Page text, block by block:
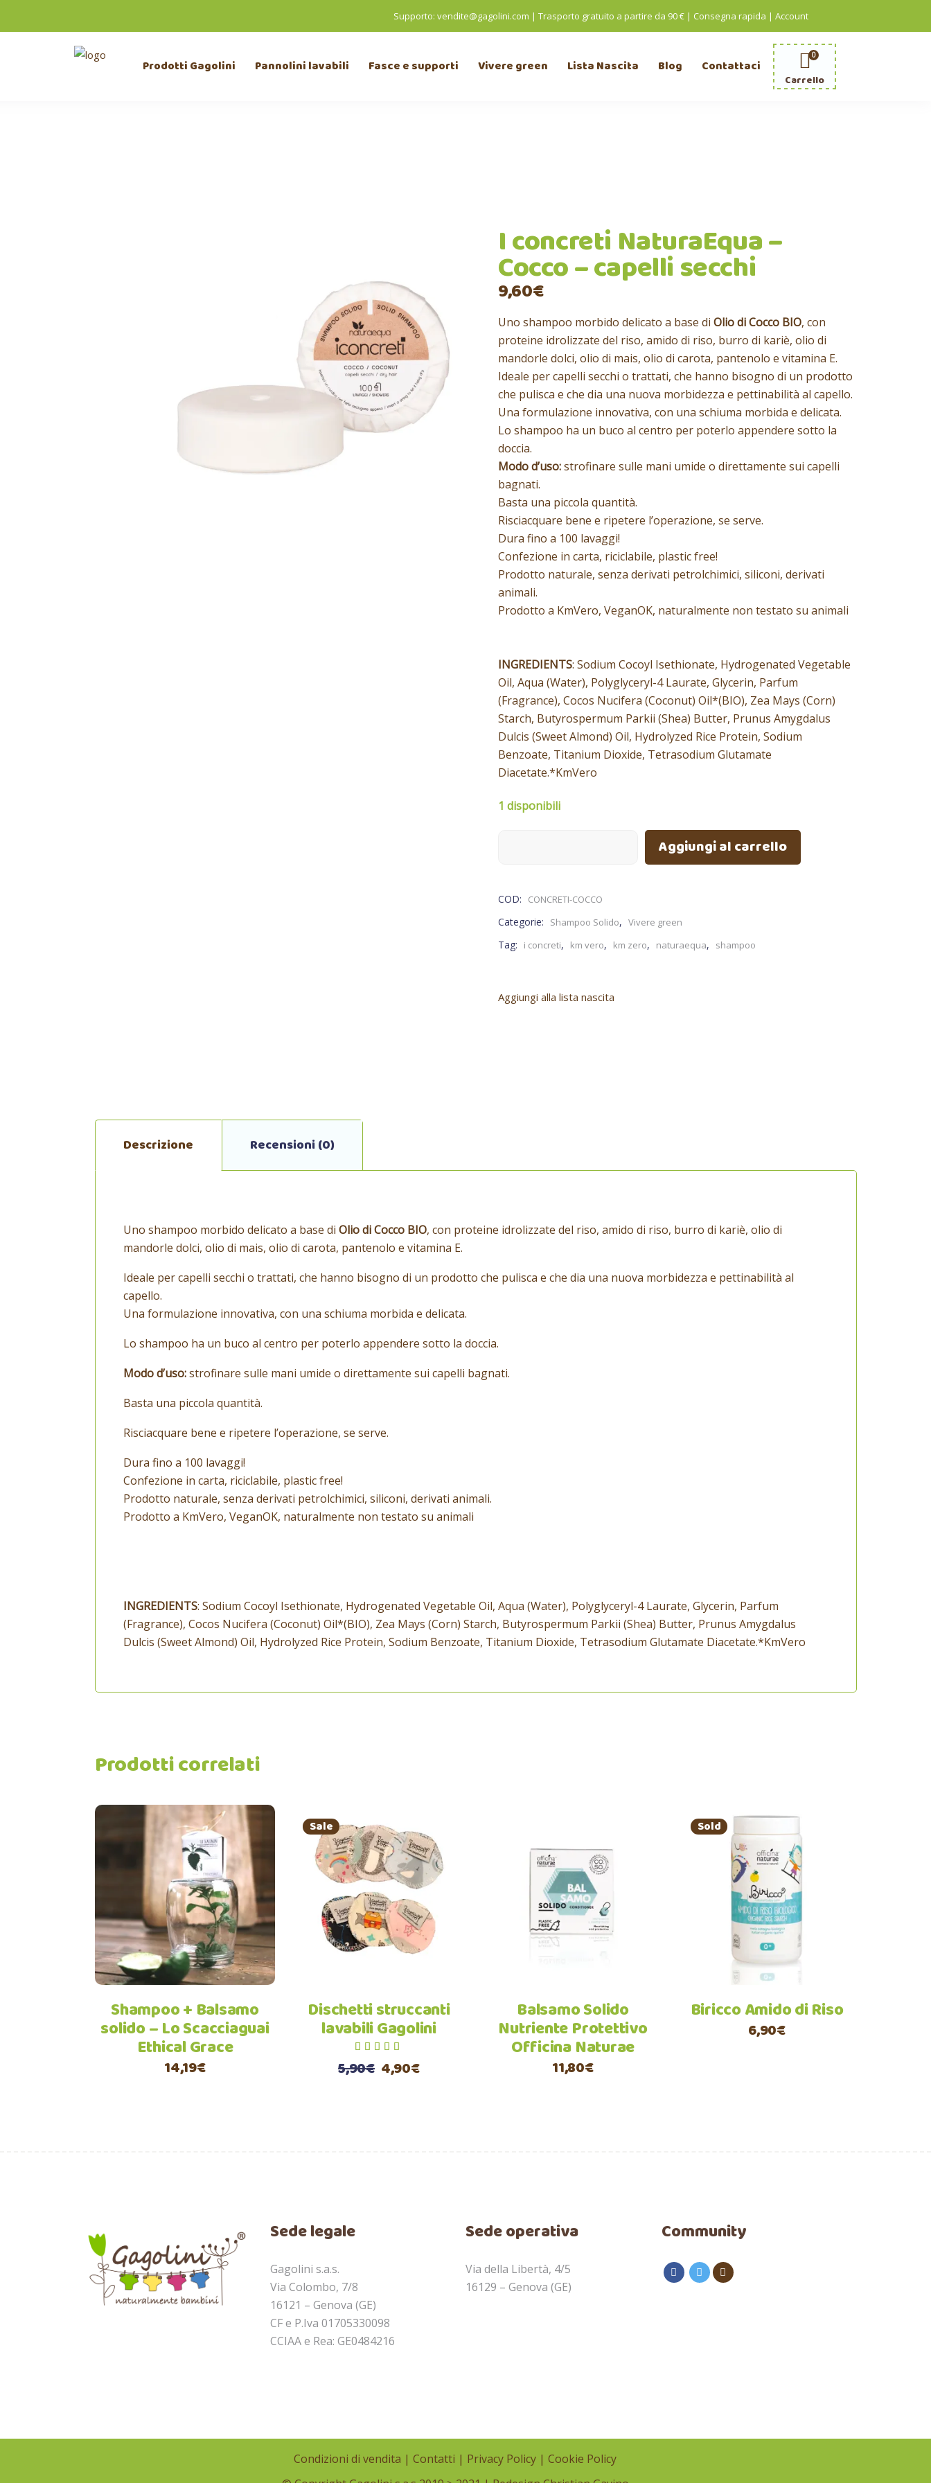
Supporto: vendite@gagolini.com | Trasporto gratuito a partire da 90 € | Consegna rapida | Account
Prodotti Gagolini Pannolini lavabili Fasce e supporti Vivere green Lista Nascita Blog Contattaci
Carrello
0
I concreti NaturaEqua –
Cocco – capelli secchi
9,60€
Uno shampoo morbido delicato a base di Olio di Cocco BIO, con
proteine idrolizzate del riso, amido di riso, burro di kariè, olio di
mandorle dolci, olio di mais, olio di carota, pantenolo e vitamina E.
Ideale per capelli secchi o trattati, che hanno bisogno di un prodotto
che pulisca e che dia una nuova morbidezza e pettinabilità al capello.
Una formulazione innovativa, con una schiuma morbida e delicata.
Lo shampoo ha un buco al centro per poterlo appendere sotto la
doccia.
Modo d’uso:strofinare sulle mani umide o direttamente sui capelli
bagnati.
Basta una piccola quantità.
Risciacquare bene e ripetere l’operazione, se serve.
Dura fino a 100 lavaggi!
Confezione in carta, riciclabile, plastic free!
Prodotto naturale, senza derivati petrolchimici, siliconi, derivati
animali.
Prodotto a KmVero, VeganOK, naturalmente non testato su animali
INGREDIENTS: Sodium Cocoyl Isethionate, Hydrogenated Vegetable
Oil, Aqua (Water), Polyglyceryl-4 Laurate, Glycerin, Parfum
(Fragrance), Cocos Nucifera (Coconut) Oil*(BIO), Zea Mays (Corn)
Starch, Butyrospermum Parkii (Shea) Butter, Prunus Amygdalus
Dulcis (Sweet Almond) Oil, Hydrolyzed Rice Protein, Sodium
Benzoate, Titanium Dioxide, Tetrasodium Glutamate
Diacetate.*KmVero
1 disponibili
Aggiungi al carrello
COD: CONCRETI-COCCO
Categorie: Shampoo Solido, Vivere green
Tag: i concreti, km vero, km zero, naturaequa, shampoo
Aggiungi alla lista nascita
Descrizione Recensioni (0)
Uno shampoo morbido delicato a base di Olio di Cocco BIO, con proteine idrolizzate del riso, amido di riso, burro di kariè, olio di
mandorle dolci, olio di mais, olio di carota, pantenolo e vitamina E.
Ideale per capelli secchi o trattati, che hanno bisogno di un prodotto che pulisca e che dia una nuova morbidezza e pettinabilità al
capello.
Una formulazione innovativa, con una schiuma morbida e delicata.
Lo shampoo ha un buco al centro per poterlo appendere sotto la doccia.
Modo d’uso:strofinare sulle mani umide o direttamente sui capelli bagnati.
Basta una piccola quantità.
Risciacquare bene e ripetere l’operazione, se serve.
Dura fino a 100 lavaggi!
Confezione in carta, riciclabile, plastic free!
Prodotto naturale, senza derivati petrolchimici, siliconi, derivati animali.
Prodotto a KmVero, VeganOK, naturalmente non testato su animali
INGREDIENTS: Sodium Cocoyl Isethionate, Hydrogenated Vegetable Oil, Aqua (Water), Polyglyceryl-4 Laurate, Glycerin, Parfum
(Fragrance), Cocos Nucifera (Coconut) Oil*(BIO), Zea Mays (Corn) Starch, Butyrospermum Parkii (Shea) Butter, Prunus Amygdalus
Dulcis (Sweet Almond) Oil, Hydrolyzed Rice Protein, Sodium Benzoate, Titanium Dioxide, Tetrasodium Glutamate Diacetate.*KmVero
Prodotti correlati
Aggiungi al carrello
Shampoo + Balsamo
solido – Lo Scacciaguai
Ethical Grace
14,19€
Sale
Aggiungi al carrello
Dischetti struccanti
lavabili Gagolini
5,90€ Il
4,90€Il
Aggiungi al carrello
Balsamo Solido
Nutriente Protettivo
Officina Naturae
11,80€
Sold
Leggi tutto
Biricco Amido di Riso
6,90€
Sede legale
Gagolini s.a.s.
Via Colombo, 7/8
16121 – Genova (GE)
CF e P.Iva 01705330098
CCIAA e Rea: GE0484216
Sede operativa
Via della Libertà, 4/5
16129 – Genova (GE)
Community
Condizioni di vendita | Contatti | Privacy Policy | Cookie Policy